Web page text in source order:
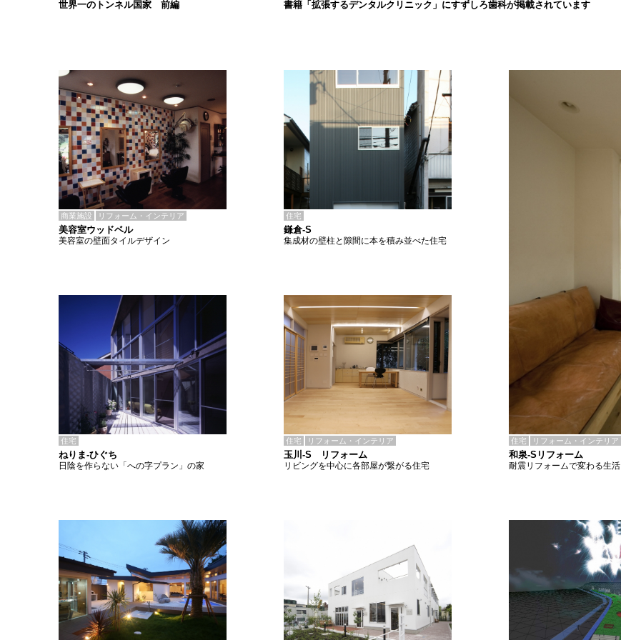
書籍「拡張するデンタルクリニック」にすずしろ歯科が掲載されています
世界一のトンネル国家 前編
商業施設 リフォーム・インテリア
美容室ウッドベル
美容室の壁面タイルデザイン
住宅
鎌倉-S
集成材の壁柱と隙間に本を積み並べた住宅
住宅
ねりま-ひぐち
日陰を作らない「への字プラン」の家
住宅 リフォーム・インテリア
玉川-S リフォーム
リビングを中心に各部屋が繋がる住宅
住宅 リフォーム・インテリア
和泉-Sリフォーム
耐震リフォームで変わる生活